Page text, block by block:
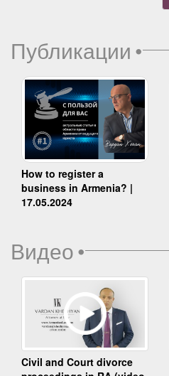
Публикации•
How to register a
business in Armenia? |
17.05.2024
Видео•
Civil and Court divorce